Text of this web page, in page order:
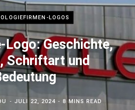
LOGOS
Logo: Geschichte,
Schriftart und
JULI 22, 2024 8 MINS READ